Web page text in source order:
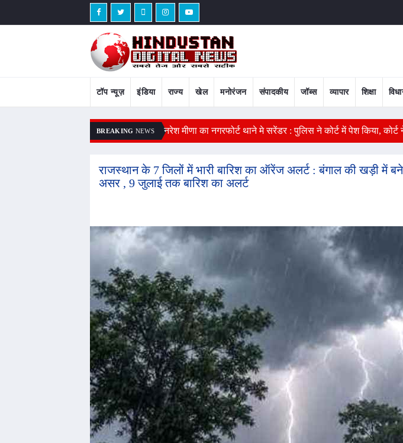
टॉप न्यूज़ इंडिया राज्य खेल मनोरंजन संपादकीय जॉब्स व्यापार शिक्षा
BREAKING NEWS नरेश मीणा का नगरफोर्ट थाने मे सरेंडर : पुलिस ने कोर्ट में पेश किया,
राजस्थान के 7 जिलों में भारी बारिश का ऑरेंज अलर्ट : बंगाल की खड़ी में
असर , 9 जुलाई तक बारिश का अलर्ट